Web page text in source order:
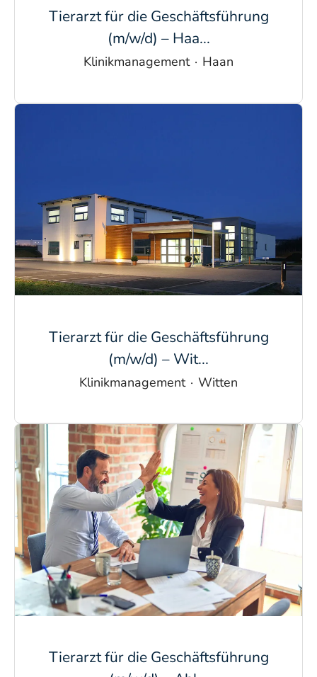
Tierarzt für die Geschäftsführung
(m/w/d) – Haa...
Klinikmanagement · Haan
Tierarzt für die Geschäftsführung
(m/w/d) – Wit...
Klinikmanagement · Witten
Tierarzt für die Geschäftsführung